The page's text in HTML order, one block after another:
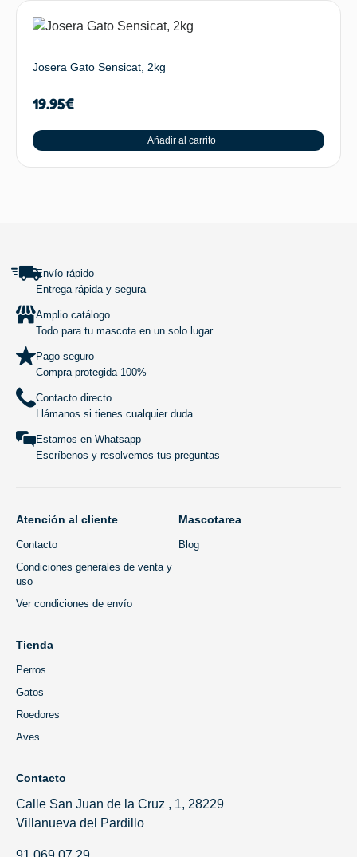
Josera Gato Sensicat, 2kg
19.95€
Añadir al carrito
Envío rápido
Entrega rápida y segura
Amplio catálogo
Todo para tu mascota en un solo lugar
Pago seguro
Compra protegida 100%
Contacto directo
Llámanos si tienes cualquier duda
Estamos en Whatsapp
Escríbenos y resolvemos tus preguntas
Atención al cliente
Contacto
Condiciones generales de venta y
uso
Ver condiciones de envío
Mascotarea
Blog
Tienda
Perros
Gatos
Roedores
Aves
Contacto
Calle San Juan de la Cruz , 1, 28229
Villanueva del Pardillo